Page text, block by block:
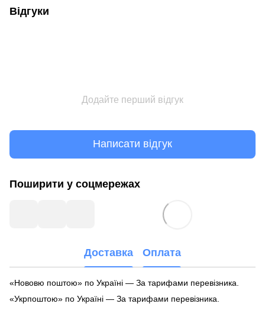
Відгуки
Додайте перший відгук
Написати відгук
Поширити у соцмережах
Доставка Оплата
«Нововю поштою» по Україні — За тарифами перевізника.
«Укрпоштою» по Україні — За тарифами перевізника.